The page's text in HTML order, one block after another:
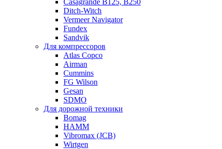
Ditch-Witch
Vermeer Navigator
Fundex
Sandvik
Для компрессоров
Atlas Copco
Airman
Cummins
FG Wilson
Gesan
SDMO
Для дорожной техники
Bomag
HAMM
Vibromax (JCB)
Wirtgen